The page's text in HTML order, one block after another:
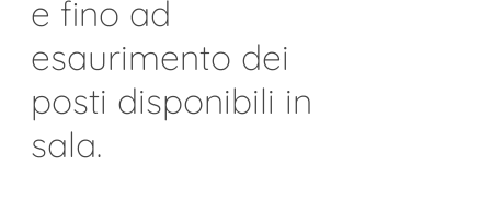
e fino ad
esaurimento dei
posti disponibili in
sala.